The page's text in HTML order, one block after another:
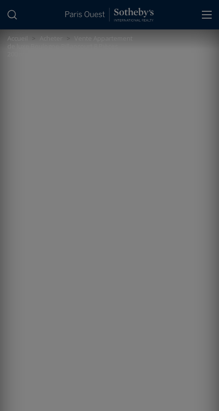
Accueil > Acheter > Vente Appartement
de luxe Boulogne-Billancourt 8 Pièces